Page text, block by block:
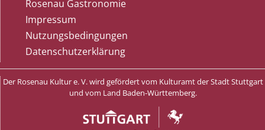
Rosenau Gastronomie
Impressum
Nutzungsbedingungen
Datenschutzerklärung
Der Rosenau Kultur e. V. wird gefördert vom Kulturamt der Stadt Stuttgart
und vom Land Baden-Württemberg.